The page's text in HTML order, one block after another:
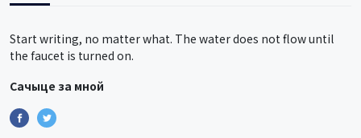
Start writing, no matter what. The water does not flow until
the faucet is turned on.
Сачыце за мной